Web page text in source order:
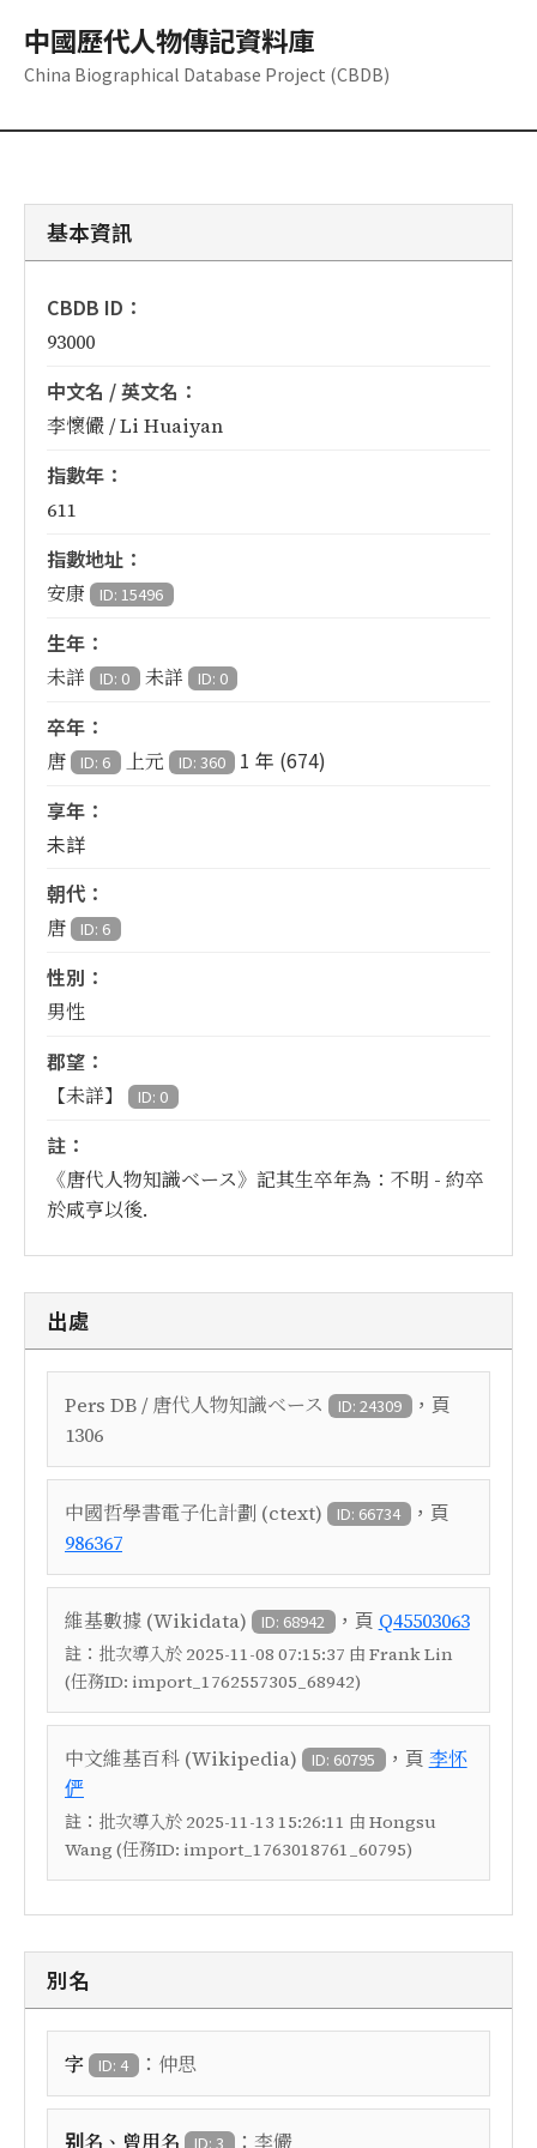
中國歷代人物傳記資料庫
China Biographical Database Project (CBDB)
基本資訊
CBDB ID：
93000
中文名 / 英文名：
李懷儼 / Li Huaiyan
指數年：
611
指數地址：
安康 ID: 15496
生年：
未詳 ID: 0 未詳 ID: 0
卒年：
唐 ID: 6 上元 ID: 360
1 年 (674)
享年：
未詳
朝代：
唐 ID: 6
性別：
男性
郡望：
【未詳】 ID: 0
註：
《唐代人物知識ベース》記其生卒年為：不明 - 約卒
於咸亨以後.
出處
Pers DB / 唐代人物知識ベース ID: 24309 ，頁
1306
中國哲學書電子化計劃 (ctext) ID: 66734 ，頁
986367
維基數據 (Wikidata) ID: 68942 ，頁 Q45503063
註： 批次導入於 2025-11-08 07:15:37 由 Frank Lin
(任務ID: import_1762557305_68942)
中文維基百科 (Wikipedia) ID: 60795 ，頁 李怀
俨
註： 批次導入於 2025-11-13 15:26:11 由 Hongsu
Wang (任務ID: import_1763018761_60795)
別名
字 ID: 4 ： 仲思
别名、曾用名 ID: 3 ： 李儼